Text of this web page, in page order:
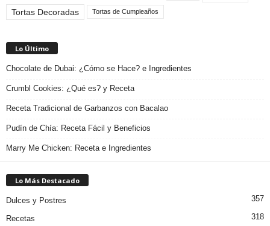
Tortas Decoradas Tortas de Cumpleaños
Lo Último
Chocolate de Dubai: ¿Cómo se Hace? e Ingredientes
Crumbl Cookies: ¿Qué es? y Receta
Receta Tradicional de Garbanzos con Bacalao
Pudín de Chía: Receta Fácil y Beneficios
Marry Me Chicken: Receta e Ingredientes
Lo Más Destacado
Dulces y Postres 357
Recetas 318